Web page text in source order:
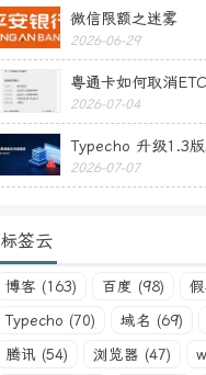
微信限额之迷雾
2026-06-29
粤通卡如何取消
2026-07-04
Typecho 升级1.3
息
2026-07-07
标签云
博客 (163) 百度 (98)
Typecho (70)
域名 (69)
腾讯 (54)
浏览器 (47)